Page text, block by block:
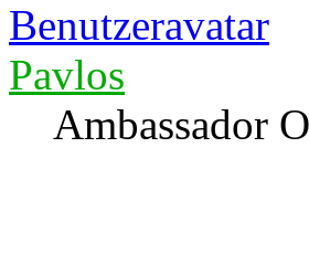
Pavlos
Ambassador